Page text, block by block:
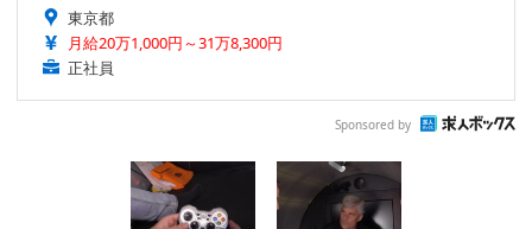
東京都
月給20万1,000円～31万8,300円
正社員
Sponsored by